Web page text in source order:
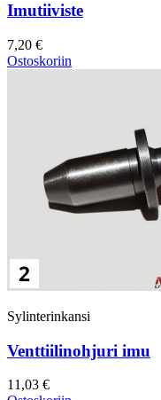
Imutiiviste
7,20 €
Ostoskoriin
Sylinterinkansi
Venttiilinohjuri imu
11,03 €